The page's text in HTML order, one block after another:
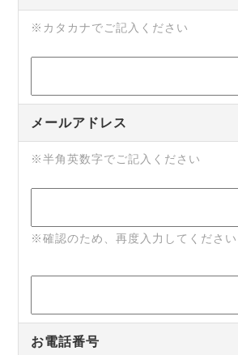
※カタカナでご記入ください
メールアドレス
※半角英数字でご記入ください
※確認のため、再度入力してください
お電話番号